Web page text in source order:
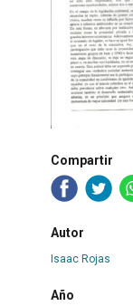
Compartir
Autor
Isaac Rojas
Año